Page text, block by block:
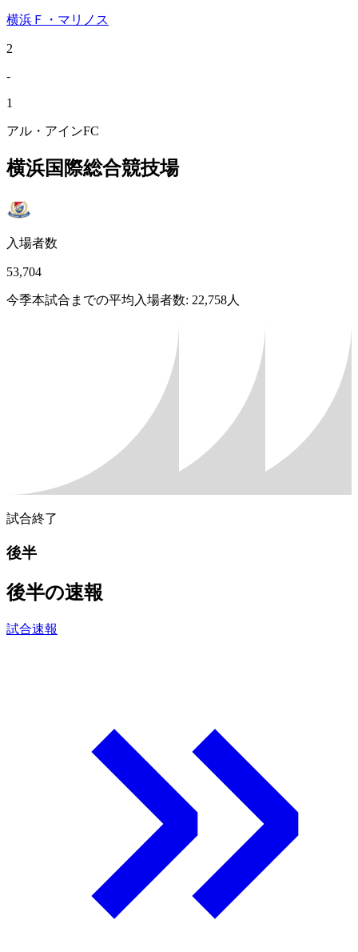
横浜Ｆ・マリノス
2
-
1
アル・アインFC
横浜国際総合競技場
入場者数
53,704
今季本試合までの平均入場者数: 22,758人
試合終了
後半
後半の速報
試合速報